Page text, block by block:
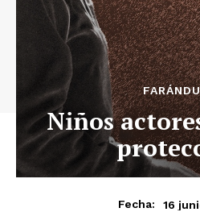
Niños
Fecha: 16